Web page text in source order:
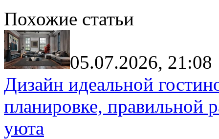
Похожие статьи
05.07.2026, 21:08
Дизайн идеальной
планировке, правильной
уюта